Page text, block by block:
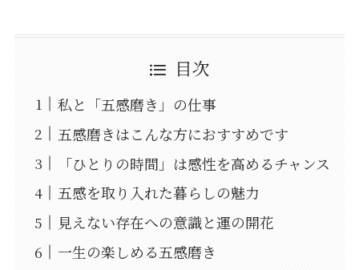
目次
私と「五感磨き」の仕事
五感磨きはこんな方におすすめです
「ひとりの時間」は感性を高めるチャンス
五感を取り入れた暮らしの魅力
見えない存在への意識と運の開花
一生の楽しめる五感磨き